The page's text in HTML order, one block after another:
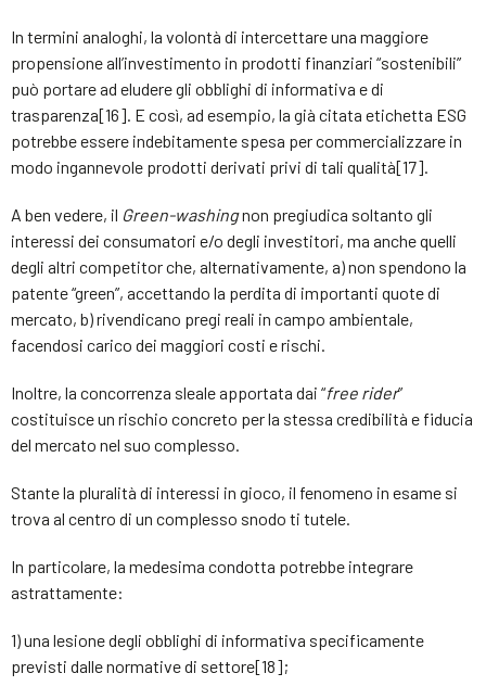
In termini analoghi, la volontà di intercettare una maggiore
propensione all’investimento in prodotti finanziari “sostenibili”
può portare ad eludere gli obblighi di informativa e di
trasparenza[16]. E così, ad esempio, la già citata etichetta ESG
potrebbe essere indebitamente spesa per commercializzare in
modo ingannevole prodotti derivati privi di tali qualità[17].
A ben vedere, il Green-washingnon pregiudica soltanto gli
interessi dei consumatori e/o degli investitori, ma anche quelli
degli altri competitor che, alternativamente, a) non spendono la
patente “green”, accettando la perdita di importanti quote di
mercato, b) rivendicano pregi reali in campo ambientale,
facendosi carico dei maggiori costi e rischi.
Inoltre, la concorrenza sleale apportata dai “free rider”
costituisce un rischio concreto per la stessa credibilità e fiducia
del mercato nel suo complesso.
Stante la pluralità di interessi in gioco, il fenomeno in esame si
trova al centro di un complesso snodo ti tutele.
In particolare, la medesima condotta potrebbe integrare
astrattamente:
1) una lesione degli obblighi di informativa specificamente
previsti dalle normative di settore[18];